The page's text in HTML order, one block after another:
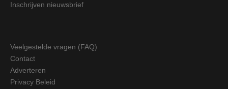
Inschrijven nieuwsbrief
Veelgestelde vragen (FAQ)
Contact
Adverteren
Privacy Beleid